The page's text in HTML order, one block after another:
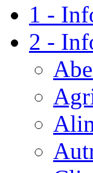
1 -
2 -